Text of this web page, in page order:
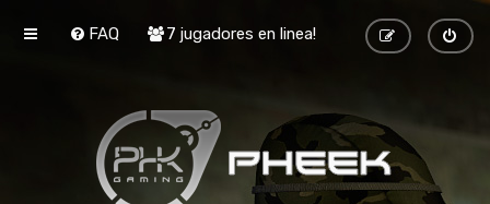
FAQ 7 jugadores en linea!